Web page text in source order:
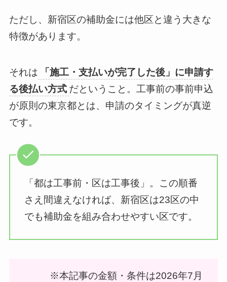
ただし、新宿区の補助金には他区と違う大きな
特徴があります。
それは
「施工・支払いが完了した後」に申請す
る後払い方式 だということ。工事前の事前申込
が原則の東京都とは、申請のタイミングが真逆
です。
「都は工事前・区は工事後」。この順番
さえ間違えなければ、新宿区は23区の中
でも補助金を組み合わせやすい区です。
※本記事の金額・条件は2026年7月